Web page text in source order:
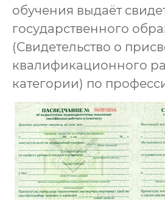
обучения выдаёт
государственного
(Свидетельство о
квалификационного
категории) по